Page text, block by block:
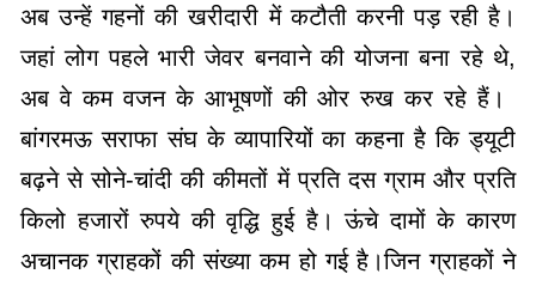
अब उन्हें गहनों की खरीदारी में कटौती करनी पड़ रही है।
जहां लोग पहले भारी जेवर बनवाने की योजना बना रहे थे,
अब वे कम वजन के आभूषणों की ओर रुख कर रहे हैं। ​
बांगरमऊ सराफा संघ के व्यापारियों का कहना है कि ड्यूटी
बढ़ने से सोने-चांदी की कीमतों में प्रति दस ग्राम और प्रति
किलो हजारों रुपये की वृद्धि हुई है। ऊंचे दामों के कारण
अचानक ग्राहकों की संख्या कम हो गई है।जिन ग्राहकों ने